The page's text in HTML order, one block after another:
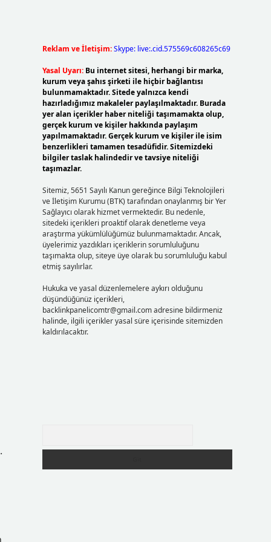
Reklam ve İletişim:Skype: live:.cid.575569c608265c69
Yasal Uyarı: Bu internet sitesi, herhangi bir marka,
kurum veya şahıs şirketi ile hiçbir bağlantısı
bulunmamaktadır. Sitede yalnızca kendi
hazırladığımız makaleler paylaşılmaktadır. Burada
yer alan içerikler haber niteliği taşımamakta olup,
gerçek kurum ve kişiler hakkında paylaşım
yapılmamaktadır. Gerçek kurum ve kişiler ile isim
benzerlikleri tamamen tesadüfidir. Sitemizdeki
bilgiler taslak halindedir ve tavsiye niteliği
taşımazlar.
Sitemiz, 5651 Sayılı Kanun gereğince Bilgi Teknolojileri
ve İletişim Kurumu (BTK) tarafından onaylanmış bir Yer
Sağlayıcı olarak hizmet vermektedir. Bu nedenle,
sitedeki içerikleri proaktif olarak denetleme veya
araştırma yükümlülüğümüz bulunmamaktadır. Ancak,
üyelerimiz yazdıkları içeriklerin sorumluluğunu
taşımakta olup, siteye üye olarak bu sorumluluğu kabul
etmiş sayılırlar.
Hukuka ve yasal düzenlemelere aykırı olduğunu
düşündüğünüz içerikleri,
backlinkpanelicomtr@gmail.comadresine bildirmeniz
halinde, ilgili içerikler yasal süre içerisinde sitemizden
kaldırılacaktır.